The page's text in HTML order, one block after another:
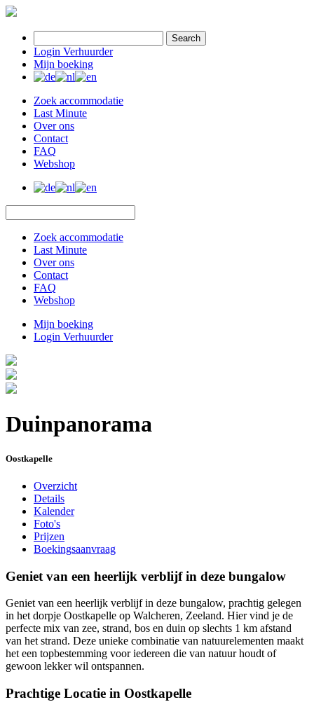
Search
Login Verhuurder
Mijn boeking
Zoek accommodatie
Last Minute
Over ons
Contact
FAQ
Webshop
Zoek accommodatie
Last Minute
Over ons
Contact
FAQ
Webshop
Mijn boeking
Login Verhuurder
Duinpanorama
Oostkapelle
Overzicht
Details
Kalender
Foto's
Prijzen
Boekingsaanvraag
Geniet van een heerlijk verblijf in deze bungalow
Geniet van een heerlijk verblijf in deze bungalow, prachtig gelegen
in het dorpje Oostkapelle op Walcheren, Zeeland. Hier vind je de
perfecte mix van zee, strand, bos en duin op slechts 1 km afstand
van het strand. Deze unieke combinatie van natuurelementen maakt
het een topbestemming voor iedereen die van natuur houdt of
gewoon lekker wil ontspannen.
Prachtige Locatie in Oostkapelle